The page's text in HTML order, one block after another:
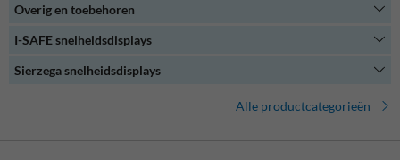
Onze snelheidsdisplays zijn gemakkelijk te bedienen en bieden een
een verkeerskundige bent of gewoon geïnteresseerd bent in het
snelheidsdisplay biedt de oplossing.
Overig en toebehoren
I-SAFE snelheidsdisplays
Sierzega snelheidsdisplays
Alle productcategorieën